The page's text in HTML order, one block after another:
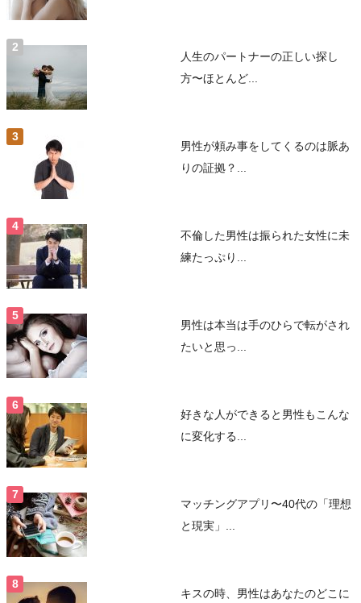
人生のパートナーの正しい探し
方〜ほとんど...
男性が頼み事をしてくるのは脈あ
りの証拠？...
不倫した男性は振られた女性に未
練たっぷり...
男性は本当は手のひらで転がされ
たいと思っ...
好きな人ができると男性もこんな
に変化する...
マッチングアプリ〜40代の「理想
と現実」...
キスの時、男性はあなたのどこに